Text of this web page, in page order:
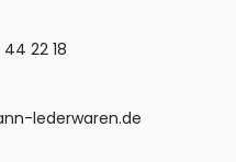
22 18
lederwaren.de